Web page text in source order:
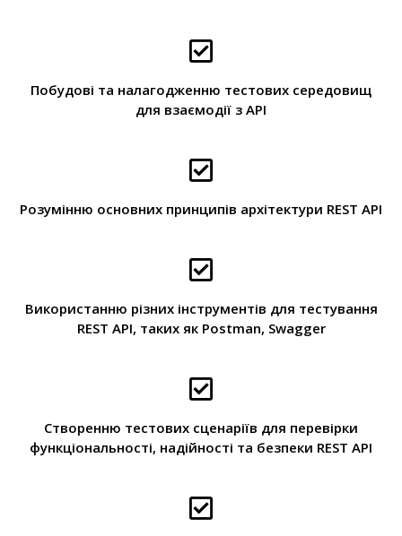
Побудові та налагодженню тестових середовищ
для взаємодії з API
Розумінню основних принципів архітектури REST API
Використанню різних інструментів для тестування
REST API, таких як Postman, Swagger
Створенню тестових сценаріїв для перевірки
функціональності, надійності та безпеки REST API